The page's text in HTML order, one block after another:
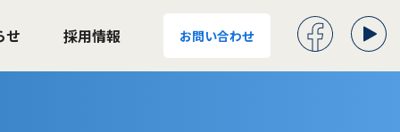
せ 採用情報 お問い合わせ